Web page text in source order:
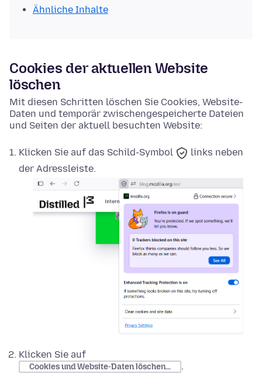
Ähnliche Inhalte
Cookies der aktuellen Website
löschen
Mit diesen Schritten löschen Sie Cookies, Website-
Daten und temporär zwischengespeicherte Dateien
und Seiten der aktuell besuchten Website:
Klicken Sie auf das Schild-Symbol
links neben
der Adressleiste.
Klicken Sie auf
Cookies und Website-Daten löschen… .